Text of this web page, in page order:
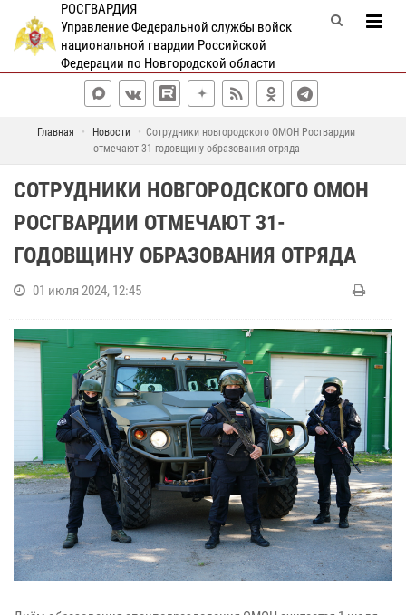
РОСГВАРДИЯ
Управление Федеральной службы войск
национальной гвардии Российской
Федерации по Новгородской области
Главная Новости
Сотрудники новгородского ОМОН Росгвардии
отмечают 31-годовщину образования отряда
СОТРУДНИКИ НОВГОРОДСКОГО ОМОН
РОСГВАРДИИ ОТМЕЧАЮТ 31-
ГОДОВЩИНУ ОБРАЗОВАНИЯ ОТРЯДА
01 июля 2024, 12:45